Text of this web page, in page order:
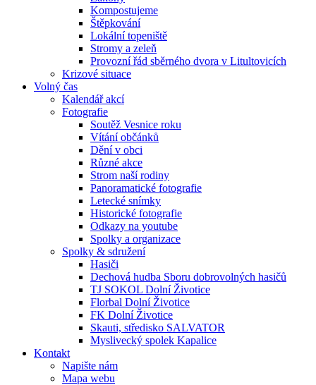
Kompostujeme
Štěpkování
Lokální topeniště
Stromy a zeleň
Provozní řád sběrného dvora v Litultovicích
Krizové situace
Volný čas
Kalendář akcí
Fotografie
Soutěž Vesnice roku
Vítání občánků
Dění v obci
Různé akce
Strom naší rodiny
Panoramatické fotografie
Letecké snímky
Historické fotografie
Odkazy na youtube
Spolky a organizace
Spolky & sdružení
Hasiči
Dechová hudba Sboru dobrovolných hasičů
TJ SOKOL Dolní Životice
Florbal Dolní Životice
FK Dolní Životice
Skauti, středisko SALVATOR
Myslivecký spolek Kapalice
Kontakt
Napište nám
Mapa webu